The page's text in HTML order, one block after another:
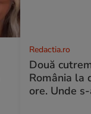
Redactia.ro
Două
România la
ore. Unde